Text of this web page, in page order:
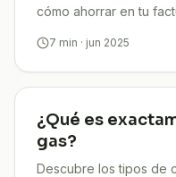
cómo ahorrar en tu
7 min · jun 2025
¿Qué es
gas?
Descubre los tipos de